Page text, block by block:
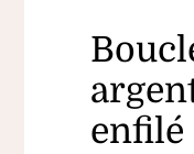
enfilé